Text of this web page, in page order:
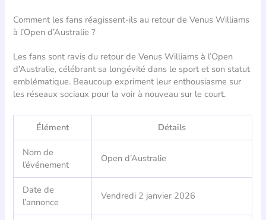
Comment les fans réagissent-ils au retour de Venus Williams
à l’Open d’Australie ?
Les fans sont ravis du retour de Venus Williams à l’Open
d’Australie, célébrant sa longévité dans le sport et son statut
emblématique. Beaucoup expriment leur enthousiasme sur
les réseaux sociaux pour la voir à nouveau sur le court.
Élément Détails
Nom de
l’événement
Open d’Australie
Date de
l’annonce
Vendredi 2 janvier 2026